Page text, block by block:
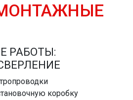
РАБОТЫ:
коробку